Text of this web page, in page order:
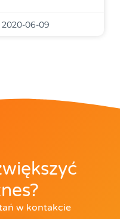
2020-06-09
w kontakcie